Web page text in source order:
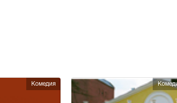
Комедия